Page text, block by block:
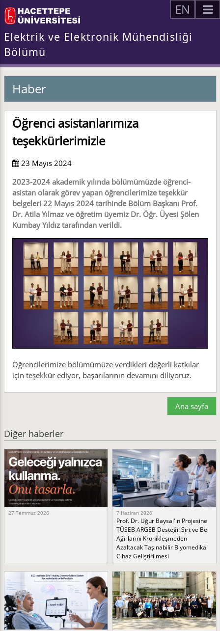
EN
Elektrik ve Elektronik Mühendisliği
Bölümü
Haber
Öğrenci asistanlarımıza
teşekkürlerimizle
23 Mayıs 2024
2023-2024 akademik yılında bölümümüzde öğrenci-
asistan olarak görev yapan öğrencilerimize teşekkür
belgeleri 22 Mayıs 2024 tarihinde Bölüm Başkanı Prof.
Dr. Atila Yılmaz ve öğretim üyemiz Dr. Öğr. Üyesi Şölen
Kumbay Yıldız tarafından verildi.
Öğrencilerimize bölümümüze verdikleri değerli katkılar
için teşekkür ediyor, başarılarının devamını diliyoruz.
Ana sayfa
Diğer haberler
27 Temmuz 2026 7 Haziran 2026
Prof. Dr. Uğur Baysal'ın Projesine
TÜSEB ARGEB Desteği: Sırt ve Bel
Ağrılarını Kronikleşmeden
Azaltacak Taşınabilir Biyomedikal
Cihaz Geliştirilmesi